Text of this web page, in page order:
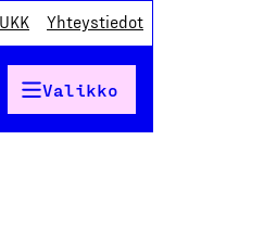
UKK Yhteystiedot
Valikko